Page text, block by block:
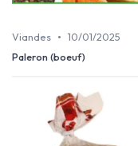
Viandes • 10/01/2025
Paleron (boeuf)